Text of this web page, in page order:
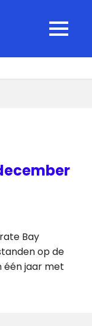
MENU
Bay
op de
één jaar met